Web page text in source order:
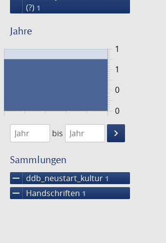
(?) 1
Jahre
0
1
0
1
1474
1475
bis
keyboard_arrow_right
Suche
Sammlungen
remove ddb_neustart_kultur 1
remove Handschriften 1